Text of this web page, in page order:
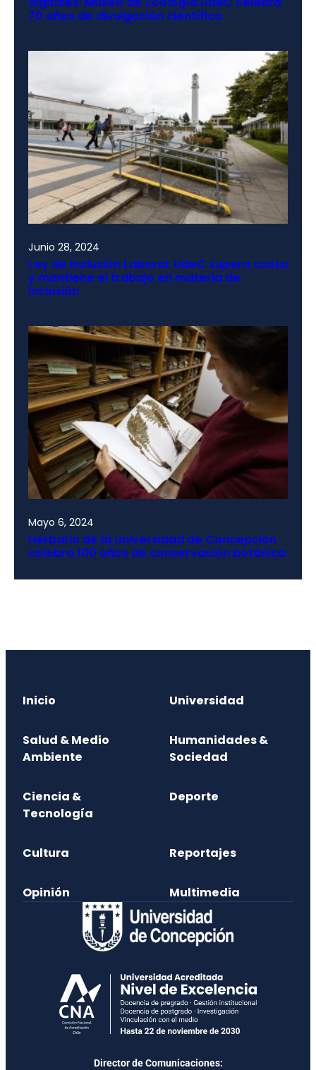
70 años de divulgación científica
Junio 28, 2024
Ley de Inclusión Laboral: UdeC supera cuota
y mantiene el trabajo en materia de
inclusión
Mayo 6, 2024
Herbario de la Universidad de Concepción
celebra 100 años de conservación botánica
Inicio Universidad
Salud & Medio
Ambiente
Humanidades &
Sociedad
Ciencia &
Tecnología
Deporte
Cultura Reportajes
Opinión Multimedia
Director de Comunicaciones: